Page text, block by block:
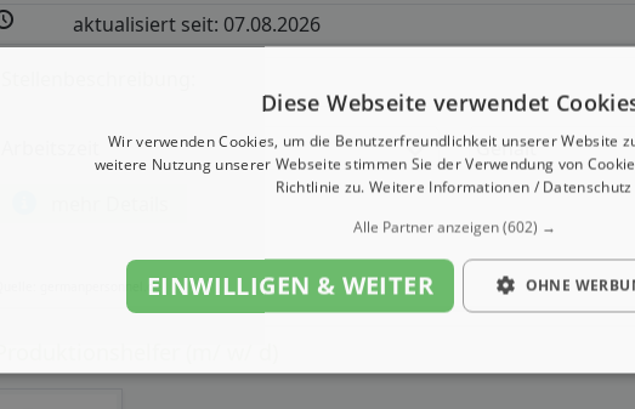
aktualisiert seit: 07.08.2026
Gehalt
Quelle: germanpersonnel.de
Diese Webseite verwendet
Wir verwenden Cookies, um die Benutzerfreundlichkeit unserer Website
weitere Nutzung unserer Webseite stimmen Sie der Verwendung von
Richtlinie zu. Weitere Informationen / Datenschutz
Alle Partner anzeigen(602) →
EINWILLIGEN & WEITER OHNE